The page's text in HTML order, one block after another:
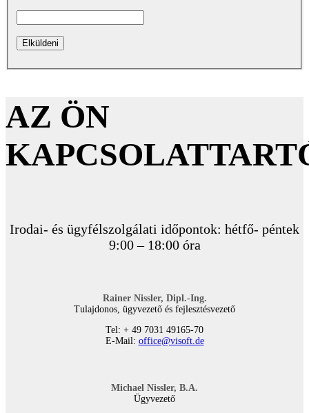
AZ ÖN
Irodai- és ügyfélszolgálati időpontok: hétfő- péntek
9:00 – 18:00 óra
Rainer Nissler, Dipl.-Ing.
Tulajdonos, ügyvezető és fejlesztésvezető
Tel: + 49 7031 49165-70
E-Mail: office@visoft.de
Michael Nissler, B.A.
Ügyvezető